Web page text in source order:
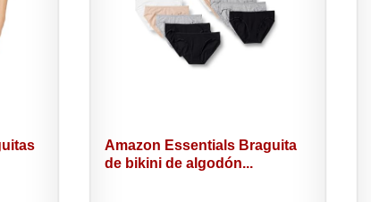
Amazon Essentials Braguita
de bikini de algodón...